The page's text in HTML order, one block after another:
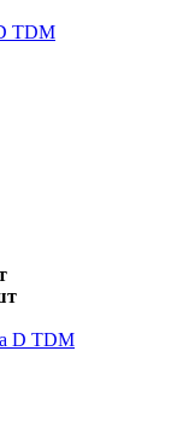
TDM
D TDM